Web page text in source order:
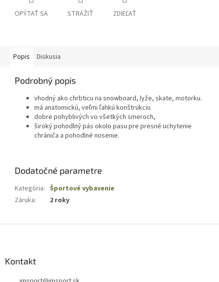
OPÝTAŤ SA STRÁŽIŤ ZDIEĽAŤ
Popis Diskusia
Podrobný popis
vhodný ako chrbticu na snowboard, lyže, skate, motorku.
má anatomickú, veľmi ľahkú konštrukciu
dobre pohyblivých vo všetkých smeroch,
široký pohodlný pás okolo pasu pre presné uchytenie
chrániča a pohodlné nosenie.
Dodatočné parametre
Kategória: Športové vybavenie
Záruka: 2 roky
Kontakt